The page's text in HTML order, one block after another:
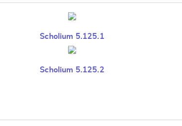
Scholium 5.125.1
Scholium 5.125.2